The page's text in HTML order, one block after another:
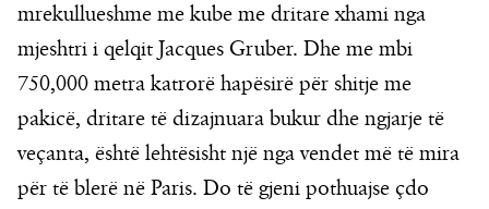
mrekullueshme me kube me dritare xhami nga
mjeshtri i qelqit Jacques Gruber. Dhe me mbi
750,000 metra katrorë hapësirë për shitje me
pakicë, dritare të dizajnuara bukur dhe ngjarje të
veçanta, është lehtësisht një nga vendet më të mira
për të blerë në Paris. Do të gjeni pothuajse çdo